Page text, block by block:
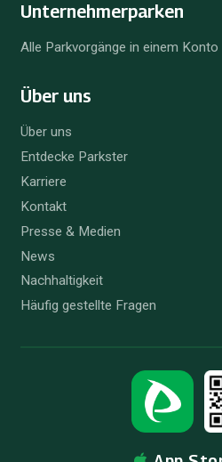
Unternehmer­parken
Alle Parkvorgänge in einem Konto
Über uns
Über uns
Entdecke Parkster
Karriere
Kontakt
Presse & Medien
News
Nachhaltigkeit
Häufig gestellte Fragen